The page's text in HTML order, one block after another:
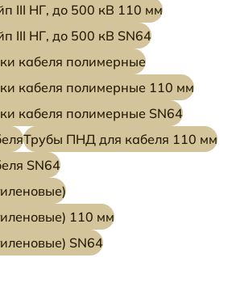
III НГ, до 500 кВ 110 мм
III НГ, до 500 кВ SN64
кабеля полимерные
кабеля полимерные 110 мм
кабеля полимерные SN64
Трубы ПНД для кабеля 110 мм
SN64
110 мм
SN64